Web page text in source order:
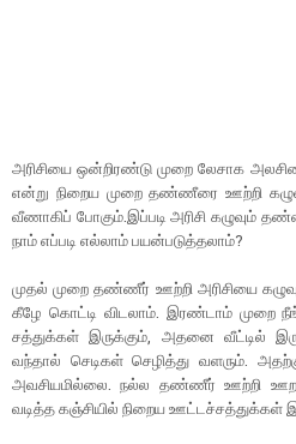
அரிசியை ஒன்றிரண்டு முறை லேசாக
என்று நிறைய முறை தண்ணீரை ஊற்றி
வீணாகிப் போகும்.இப்படி அரிசி கழுவும்
நாம் எப்படி எல்லாம் பயன்படுத்தலாம்?
முதல் முறை தண்ணீர் ஊற்றி அரிசியை
கீழே கொட்டி விடலாம். இரண்டாம் முறை
சத்துக்கள் இருக்கும், அதனை வீட்டில்
வந்தால் செடிகள் செழித்து வளரும்.
அவசியமில்லை. நல்ல தண்ணீர் ஊற்றி
வடித்த கஞ்சியில் நிறைய ஊட்டச்சத்துக்கள்